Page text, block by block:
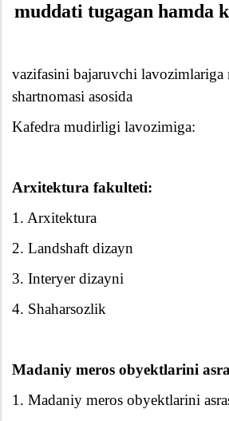
muddati tugagan hamda
vazifasini bajaruvchi lavozimlariga
shartnomasi asosida
Kafedra mudirligi lavozimiga:
Arxitektura fakulteti:
1. Arxitektura
2. Landshaft dizayn
3. Interyer dizayni
4. Shaharsozlik
Madaniy meros obyektlarini
1. Madaniy meros obyektlarini